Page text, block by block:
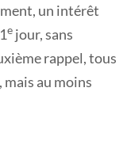
un intérêt
e jour, sans
rappel, tous
mais au moins